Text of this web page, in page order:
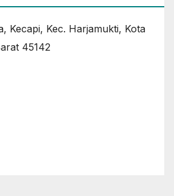
Kecapi, Kec. Harjamukti, Kota
45142